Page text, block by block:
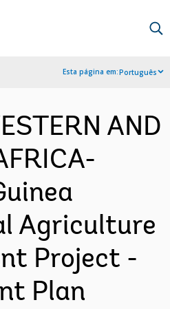
Esta página em:Português
AND
Agriculture
Project -
Plan